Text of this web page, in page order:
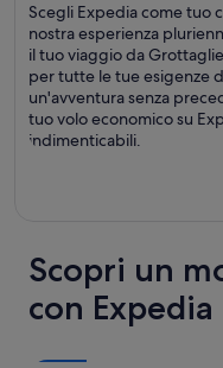
Scegli Expedia come tuo
nostra esperienza
il tuo viaggio da
per tutte le tue esigenze
un'avventura senza
tuo volo economico su
indimenticabili.
Scopri un
con Expedia